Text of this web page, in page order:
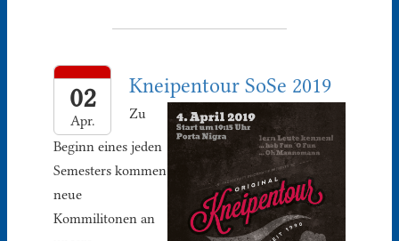
02
Apr.
Kneipentour SoSe 2019
Zu
Beginn eines jeden
Semesters kommen
neue
Kommilitonen an